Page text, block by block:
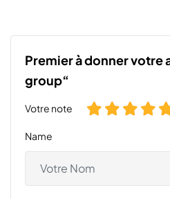
Premier à donner votre
group“
Votre note
Name